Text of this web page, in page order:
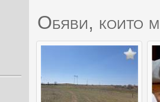
Обяви, които